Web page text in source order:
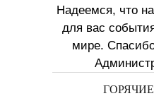
Надеемся, что
для вас
мире.